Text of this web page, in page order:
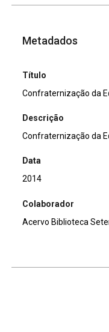
Metadados
Título
Confraternização da
Descrição
Confraternização da
Data
2014
Colaborador
Acervo Biblioteca